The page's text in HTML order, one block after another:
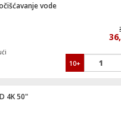
vode
za
10+
4K 50"
Ugradbena mikrovalna pećnica sa grilom,
W, 20 lit.